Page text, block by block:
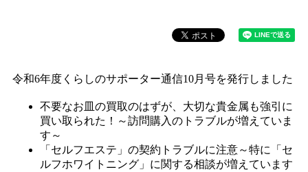
令和6年度くらしのサポーター通信10月号を発行しました
不要なお皿の買取のはずが、大切な貴金属も強引に
買い取られた！～訪問購入のトラブルが増えていま
す～
「セルフエステ」の契約トラブルに注意～特に「セ
ルフホワイトニング」に関する相談が増えています